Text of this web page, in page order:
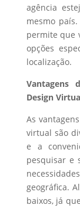
agência
mesmo
permite que
opções
localização.
Vantagens
Design
As
virtual são
e a
pesquisar e
geográfica.
baixos, já